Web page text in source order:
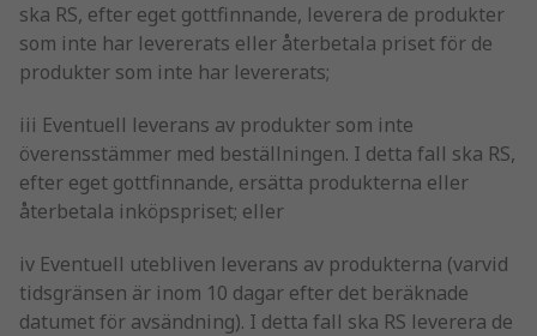
ska RS, efter eget gottfinnande, leverera de produkter
som inte har levererats eller återbetala priset för de
produkter som inte har levererats;
iii Eventuell leverans av produkter som inte
överensstämmer med beställningen. I detta fall ska RS,
efter eget gottfinnande, ersätta produkterna eller
återbetala inköpspriset; eller
iv Eventuell utebliven leverans av produkterna (varvid
tidsgränsen är inom 10 dagar efter det beräknade
datumet för avsändning). I detta fall ska RS leverera de